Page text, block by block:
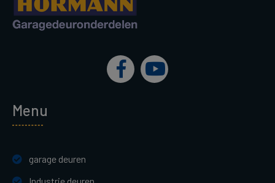
Menu
garage deuren
Industrie deuren